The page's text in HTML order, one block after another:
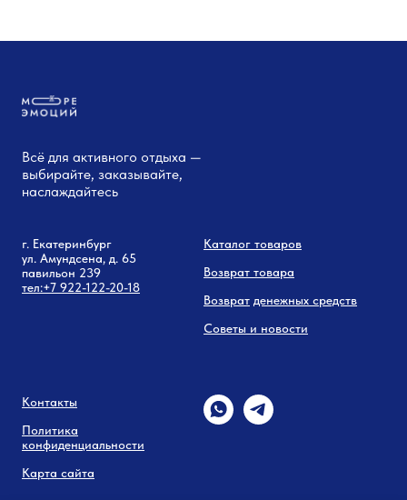
Всё для активного отдыха —
выбирайте, заказывайте,
наслаждайтесь
г. Екатеринбург
ул. Амундсена, д. 65
павильон 239
тел:+7 922-122-20-18
Каталог товаров
Возврат товара
Возврат денежных средств
Советы и новости
Контакты
Политика
конфиденциальности
Карта сайта